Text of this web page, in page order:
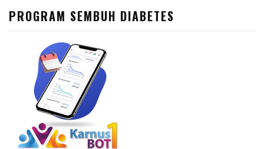
PROGRAM SEMBUH DIABETES